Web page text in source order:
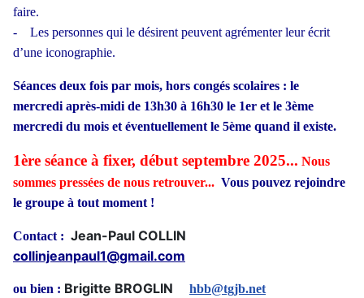
faire.
- Les personnes qui le désirent peuvent agrémenter leur écrit
d’une iconographie.
Séances deux fois par mois, hors congés scolaires : le
mercredi après-midi de 13h30 à 16h30 le 1er et le 3ème
mercredi du mois et éventuellement le 5ème quand il existe.
1ère séance à fixer, début septembre 2025... Nous
sommes pressées de nous retrouver... Vous pouvez rejoindre
le groupe à tout moment !
Contact : Jean-Paul COLLIN
collinjeanpaul1@gmail.com
ou bien : Brigitte BROGLIN hbb@tgjb.net